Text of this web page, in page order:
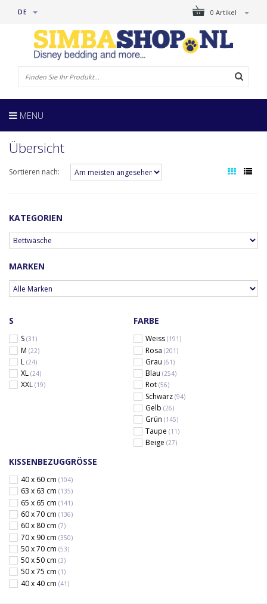
0 Artikel
DE
MENU
Übersicht
Sortieren nach:
KATEGORIEN
MARKEN
S
S (31)
M (22)
L (24)
XL (24)
XXL (19)
FARBE
Weiss (191)
Rosa (201)
Grau (61)
Blau (254)
Rot (56)
Schwarz (94)
Gelb (26)
Grün (145)
Taupe (11)
Beige (27)
KISSENBEZUGGRÖSSE
40 x 60 cm (104)
63 x 63 cm (135)
65 x 65 cm (141)
60 x 70 cm (136)
60 x 80 cm (7)
70 x 90 cm (350)
50 x 70 cm (53)
50 x 50 cm (3)
50 x 75 cm (1)
40 x 40 cm (41)